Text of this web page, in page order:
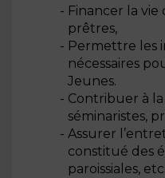
Financer la vie
prêtres,
Permettre les
nécessaires
Jeunes.
Contribuer à
séminaristes,
Assurer
constitué des
paroissiales, etc.